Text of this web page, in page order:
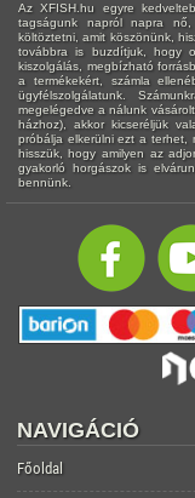
Az XFISH.hu egyre
tagságunk napról napra
költöztetni, amit köszönünk,
továbbra is buzdítjuk, hogy
kiszolgálás, megbízható
a termékekért, számla
ügyfélszolgálatunk.
megelégedve a nálunk
házhoz), akkor kicseréljük
próbálja elkerülni ezt a terhet,
hisszük, hogy amilyen az
gyakorló horgászok is
bennünk.
NAVIGÁCIÓ
Főoldal